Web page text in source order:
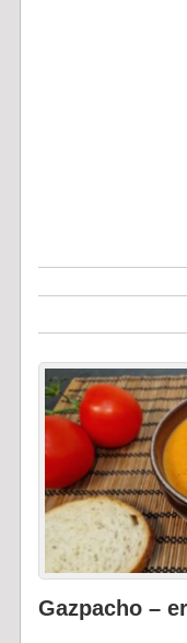
Gazpacho –